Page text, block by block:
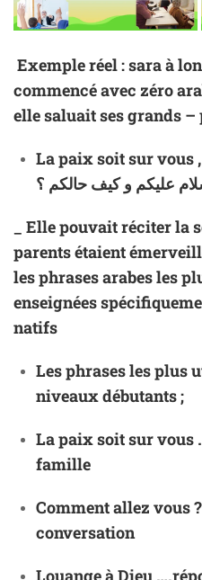
Exemple réel : sara à
commencé avec zéro
elle saluait ses grands –
La paix soit sur vous
عليكم و كيف حالكم ؟
_ Elle pouvait réciter la
parents étaient
les phrases arabes les
enseignées
natifs
Les phrases les plus
niveaux débutants ;
La paix soit sur vous
famille
Comment allez vous
conversation
Louange à Dieu